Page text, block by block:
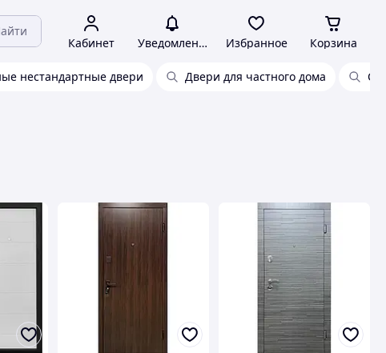
Кабинет Уведомления Избранное Корзина
нестандартные двери Двери для частного дома